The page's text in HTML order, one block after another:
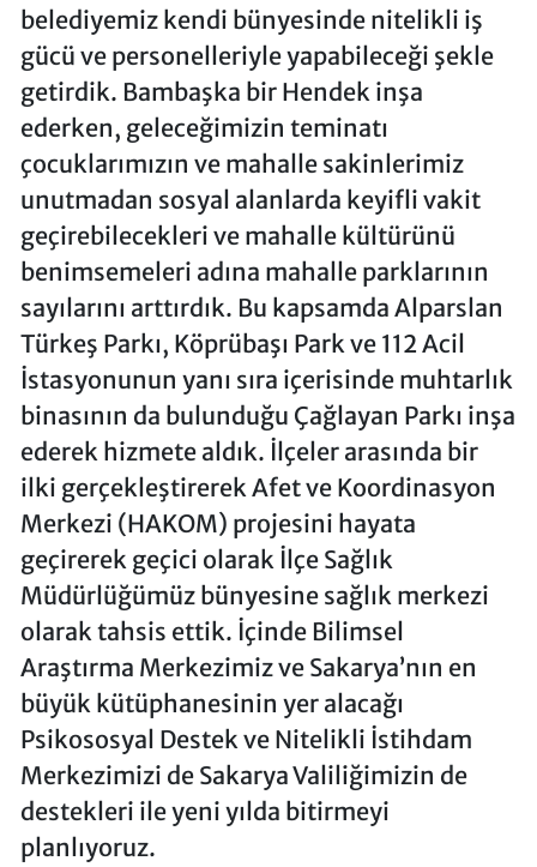
belediyemiz kendi bünyesinde nitelikli iş
gücü ve personelleriyle yapabileceği şekle
getirdik. Bambaşka bir Hendek inşa
ederken, geleceğimizin teminatı
çocuklarımızın ve mahalle sakinlerimiz
unutmadan sosyal alanlarda keyifli vakit
geçirebilecekleri ve mahalle kültürünü
benimsemeleri adına mahalle parklarının
sayılarını arttırdık. Bu kapsamda Alparslan
Türkeş Parkı, Köprübaşı Park ve 112 Acil
İstasyonunun yanı sıra içerisinde muhtarlık
binasının da bulunduğu Çağlayan Parkı inşa
ederek hizmete aldık. İlçeler arasında bir
ilki gerçekleştirerek Afet ve Koordinasyon
Merkezi (HAKOM) projesini hayata
geçirerek geçici olarak İlçe Sağlık
Müdürlüğümüz bünyesine sağlık merkezi
olarak tahsis ettik. İçinde Bilimsel
Araştırma Merkezimiz ve Sakarya’nın en
büyük kütüphanesinin yer alacağı
Psikososyal Destek ve Nitelikli İstihdam
Merkezimizi de Sakarya Valiliğimizin de
destekleri ile yeni yılda bitirmeyi
planlıyoruz.